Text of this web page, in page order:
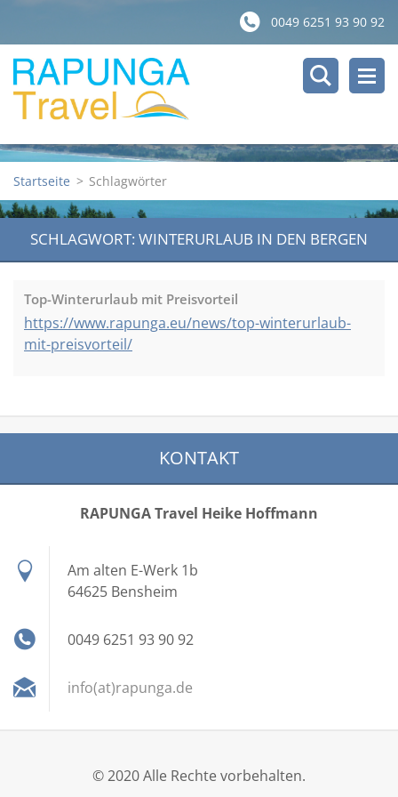
0049 6251 93 90 92
Startseite > Schlagwörter
SCHLAGWORT: WINTERURLAUB IN DEN BERGEN
Top-Winterurlaub mit Preisvorteil
https://www.rapunga.eu/news/top-winterurlaub-
mit-preisvorteil/
KONTAKT
RAPUNGA Travel Heike Hoffmann
Am alten E-Werk 1b
64625 Bensheim
0049 6251 93 90 92
info(at)rapunga.de
© 2020 Alle Rechte vorbehalten.